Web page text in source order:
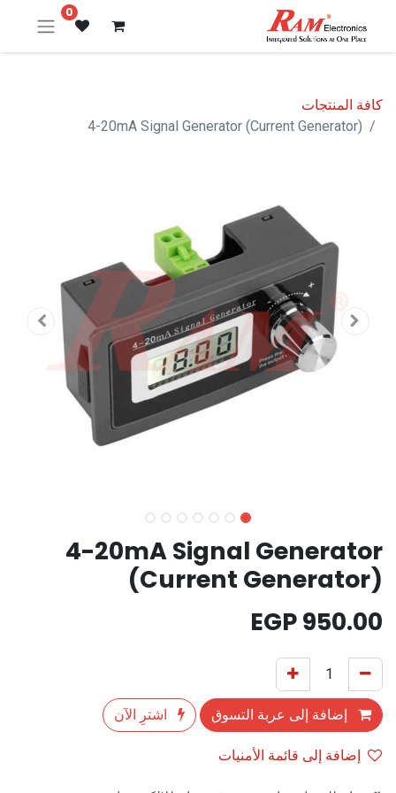
0
كافة المنتجات
4-20mA Signal Generator (Current Generator)
4-20mA Signal Generator
(Current Generator)
950.00
إضافة إلى عربة التسوق
اشترِ الآن
إضافة إلى قائمة الأمنيات